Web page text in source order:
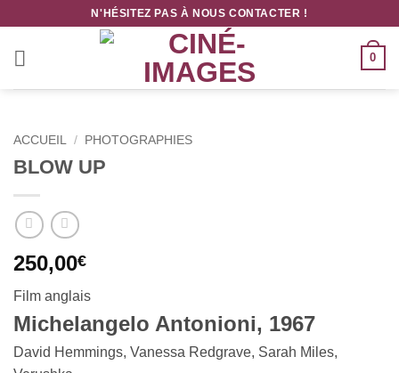
contenu
N'HÉSITEZ PAS À NOUS CONTACTER !
0
ACCUEIL / PHOTOGRAPHIES
BLOW UP
250,00€
Film anglais
Michelangelo Antonioni, 1967
David Hemmings, Vanessa Redgrave, Sarah Miles,